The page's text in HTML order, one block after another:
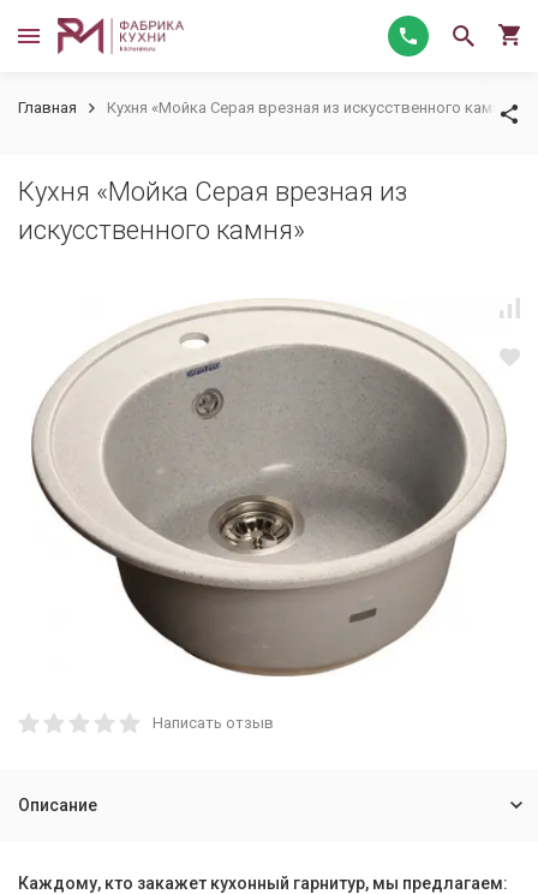
Главная Кухня «Мойка Серая врезная из искусственного камня»
Кухня «Мойка Серая врезная из
искусственного камня»
Написать отзыв
Описание
Каждому, кто закажет кухонный гарнитур, мы предлагаем: